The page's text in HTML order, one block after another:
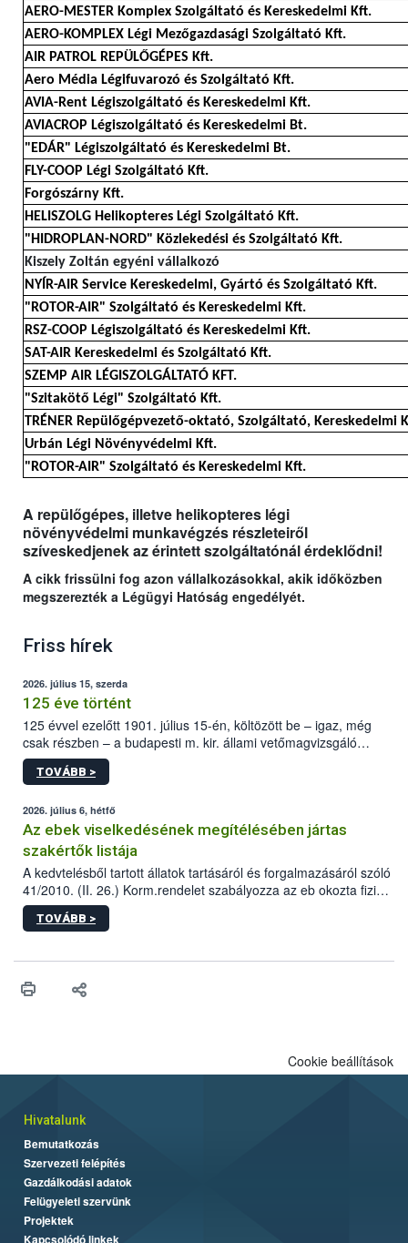
AERO-MESTER Komplex Szolgáltató és Kereskedelmi Kft.
AERO-KOMPLEX Légi Mezőgazdasági Szolgáltató Kft.
AIR PATROL REPÜLŐGÉPES Kft.
Aero Média Légifuvarozó és Szolgáltató Kft.
AVIA-Rent Légiszolgáltató és Kereskedelmi Kft.
AVIACROP Légiszolgáltató és Kereskedelmi Bt.
"EDÁR" Légiszolgáltató és Kereskedelmi Bt.
FLY-COOP Légi Szolgáltató Kft.
Forgószárny Kft.
HELISZOLG Helikopteres Légi Szolgáltató Kft.
"HIDROPLAN-NORD" Közlekedési és Szolgáltató Kft.
Kiszely Zoltán egyéni vállalkozó
NYÍR-AIR Service Kereskedelmi, Gyártó és Szolgáltató Kft.
"ROTOR-AIR" Szolgáltató és Kereskedelmi Kft.
RSZ-COOP Légiszolgáltató és Kereskedelmi Kft.
SAT-AIR Kereskedelmi és Szolgáltató Kft.
SZEMP AIR LÉGISZOLGÁLTATÓ KFT.
"Szitakötő Légi" Szolgáltató Kft.
TRÉNER Repülőgépvezető-oktató, Szolgáltató, Kereskedelmi
Urbán Légi Növényvédelmi Kft.
"ROTOR-AIR" Szolgáltató és Kereskedelmi Kft.
A repülőgépes, illetve helikopteres légi
növényvédelmi munkavégzés részleteiről
szíveskedjenek az érintett szolgáltatónál érdeklődni!
A cikk frissülni fog azon vállalkozásokkal, akik időközben
megszerezték a Légügyi Hatóság engedélyét.
Friss hírek
2026. július 15, szerda
125 éve történt
125 évvel ezelőtt 1901. július 15-én, költözött be – igaz, még
csak részben – a budapesti m. kir. állami vetőmagvizsgáló
állomás a Kis Rókus utca 15. szám alatti, Czigler Győző által
tervezett új épületébe.
TOVÁBB >
2026. július 6, hétfő
Az ebek viselkedésének megítélésében jártas
szakértők listája
A kedvtelésből tartott állatok tartásáról és forgalmazásáról szóló
41/2010. (II. 26.) Korm.rendelet szabályozza az eb okozta fizikai
sérülés, illetve ennek veszélye keletkezésekor felmerülő
hatósági feladatokat, valamint a veszélyes eb tartását és annak
vonni az ebek viselkedésének megítélésében jártas szakértőt.
TOVÁBB >
Cookie beállítások
Hivatalunk
Bemutatkozás
Szervezeti felépítés
Gazdálkodási adatok
Felügyeleti szervünk
Projektek
Kapcsolódó linkek